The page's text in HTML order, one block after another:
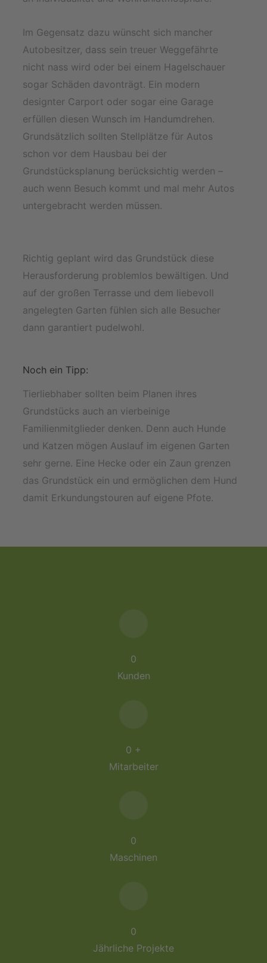
Im Gegensatz dazu wünscht sich mancher
Autobesitzer, dass sein treuer Weggefährte
nicht nass wird oder bei einem Hagelschauer
sogar Schäden davonträgt. Ein modern
designter Carport oder sogar eine Garage
erfüllen diesen Wunsch im Handumdrehen.
Grundsätzlich sollten Stellplätze für Autos
schon vor dem Hausbau bei der
Grundstücksplanung berücksichtig werden –
auch wenn Besuch kommt und mal mehr Autos
untergebracht werden müssen.
Richtig geplant wird das Grundstück diese
Herausforderung problemlos bewältigen. Und
auf der großen Terrasse und dem liebevoll
angelegten Garten fühlen sich alle Besucher
dann garantiert pudelwohl.
Noch ein Tipp:
Tierliebhaber sollten beim Planen ihres
Grundstücks auch an vierbeinige
Familienmitglieder denken. Denn auch Hunde
und Katzen mögen Auslauf im eigenen Garten
sehr gerne. Eine Hecke oder ein Zaun grenzen
das Grundstück ein und ermöglichen dem Hund
damit Erkundungstouren auf eigene Pfote.
0
Kunden
0 +
Mitarbeiter
0
Maschinen
0
Jährliche Projekte